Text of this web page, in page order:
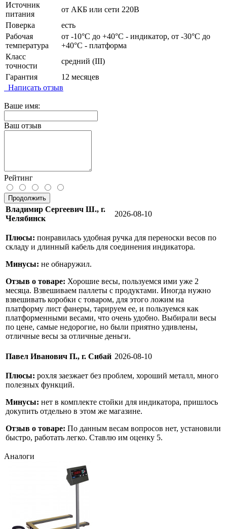
Источник
питания
от АКБ или сети 220В
Поверка
есть
Рабочая
температура
от -10°C до +40°C - индикатор, от -30°C до
+40°C - платформа
Класс
точности
средний (III)
Гарантия
12 месяцев
Написать отзыв
Ваше имя:
Ваш отзыв
Рейтинг
Продолжить
Владимир Сергеевич Ш., г.
Челябинск
2026-08-10
Плюсы: понравилась удобная ручка для переноски весов по
складу и длинный кабель для соединения индикатора.
Минусы: не обнаружил.
Отзыв о товаре: Хорошие весы, пользуемся ими уже 2
месяца. Взвешиваем паллеты с продуктами. Иногда нужно
взвешивать коробки с товаром, для этого ложим на
платформу лист фанеры, тарируем ее, и пользуемся как
платформенными весами, что очень удобно. Выбирали весы
по цене, самые недорогие, но были приятно удивлены,
отличные весы за отличные деньги.
Павел Иванович П., г. Сибай 2026-08-10
Плюсы: рохля заезжает без проблем, хороший металл, много
полезных функций.
Минусы: нет в комплекте стойки для индикатора, пришлось
докупить отдельно в этом же магазине.
Отзыв о товаре: По данным весам вопросов нет, установили
быстро, работать легко. Ставлю им оценку 5.
Аналоги